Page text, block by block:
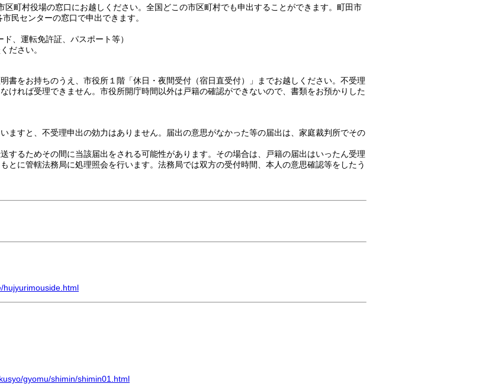
町村役場の窓口にお越しください。全国どこの市区町村でも申出することができます。町田市
民センターの窓口で申出できます。
、運転免許証、パスポート等）
さい。
書をお持ちのうえ、市役所１階「休日・夜間受付（宿日直受付）」までお越しください。不受理
ければ受理できません。市役所開庁時間以外は戸籍の確認ができないので、書類をお預かりした
ますと、不受理申出の効力はありません。届出の意思がなかった等の届出は、家庭裁判所でその
するためその間に当該届出をされる可能性があります。その場合は、戸籍の届出はいったん受理
とに管轄法務局に処理照会を行います。法務局では双方の受付時間、本人の意思確認等をしたう
hujyurimouside.html
gyomu/shimin/shimin01.html